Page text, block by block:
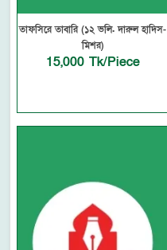
তাফসিরে তাবারি (১২ ভলি. দারুল হাদিস-
মিশর)
15,000 Tk/Piece